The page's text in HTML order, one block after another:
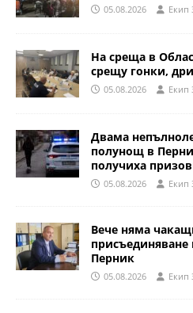
05.08.2026 Eкип
На среща в
срещу гонки,
05.08.2026 Eкип
Двама
полунощ в
получиха
05.08.2026 Eкип
Вече няма
Перник
05.08.2026 Eкип